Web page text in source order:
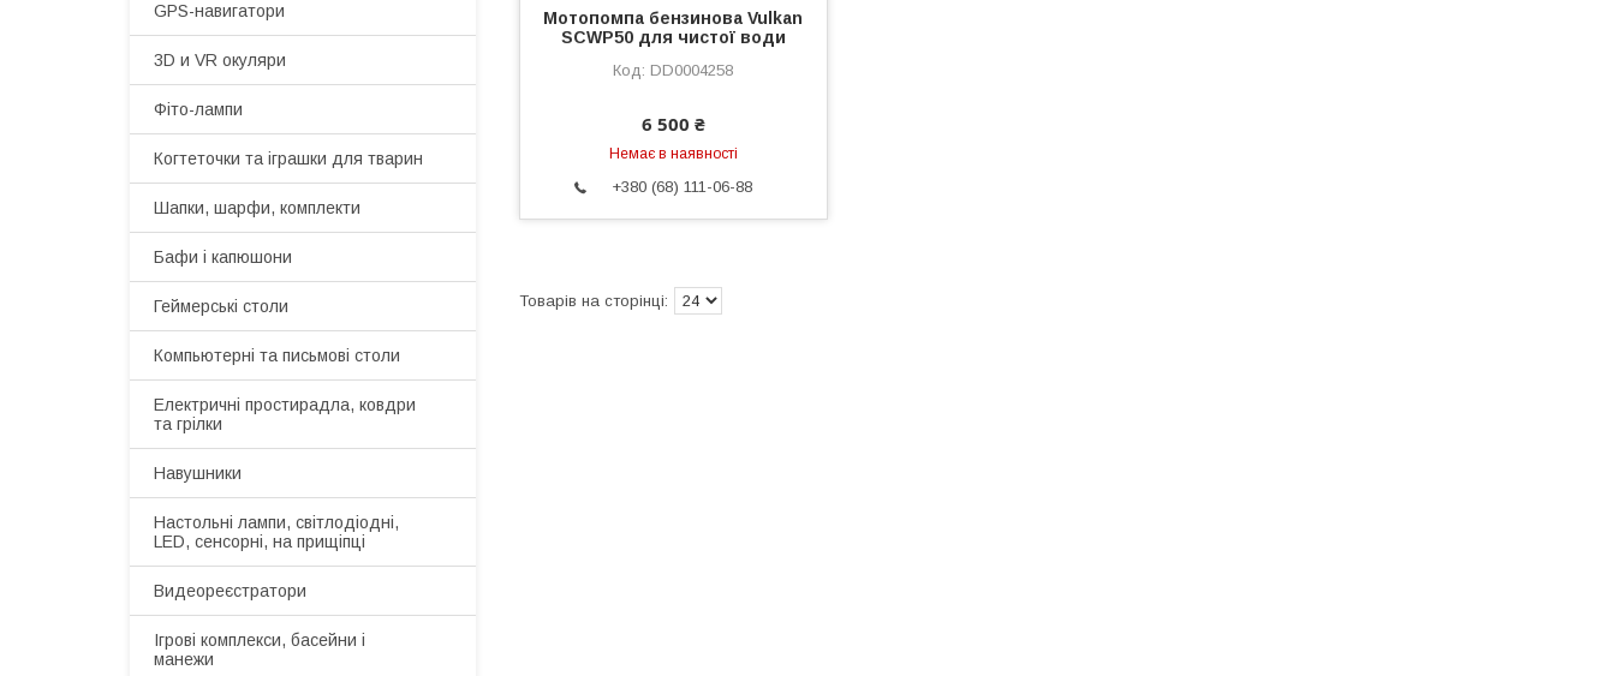
Мотопомпа бензинова Vulkan
SCWP50 для чистої води
DD0004258
6 500 ₴
Немає в наявності
+380 (68) 111-06-88
GPS-навигатори
3D и VR окуляри
Фіто-лампи
Когтеточки та іграшки для тварин
Шапки, шарфи, комплекти
Бафи і капюшони
Геймерські столи
Компьютерні та письмові столи
Електричні простирадла, ковдри
та грілки
Навушники
Настольні лампи, світлодіодні,
LED, сенсорні, на прищіпці
Видеореєстратори
Ігрові комплекси, басейни і
манежи